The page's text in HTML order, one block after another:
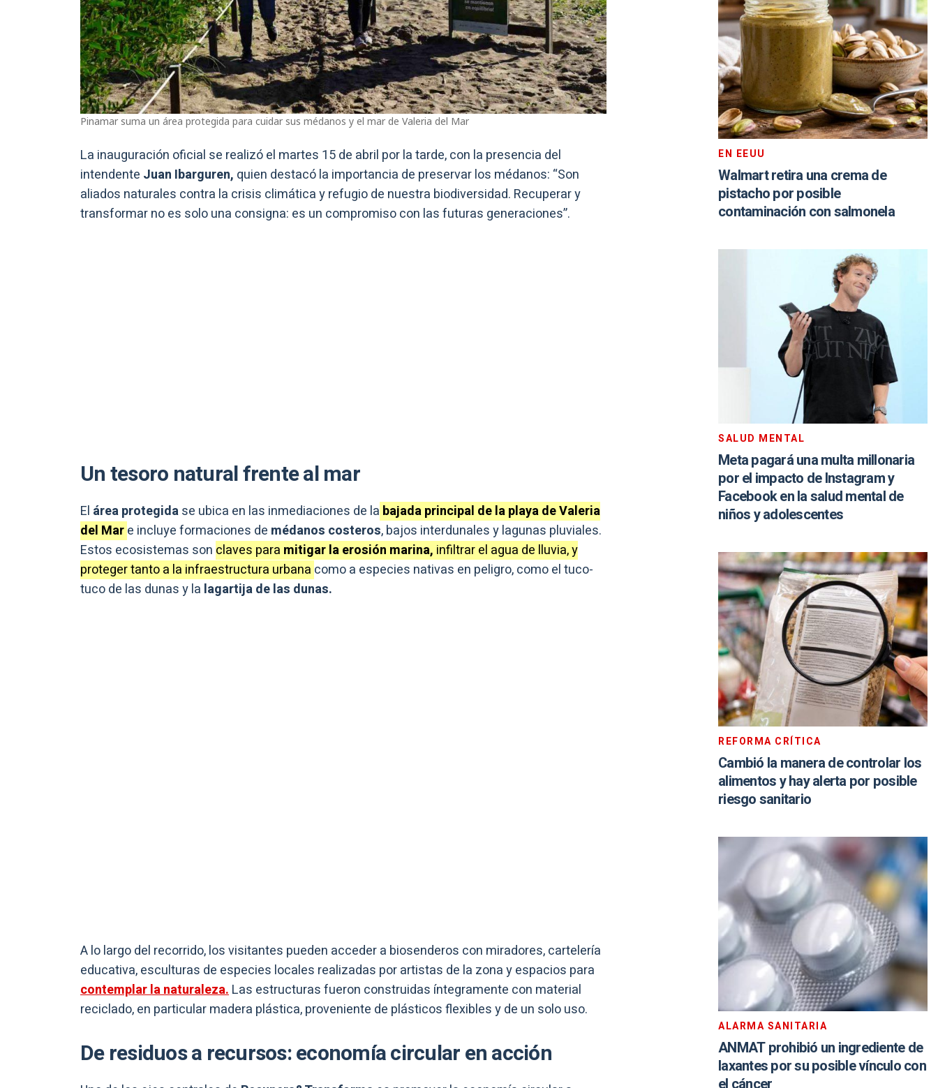
Pinamar suma un área protegida para cuidar sus médanos y el mar de Valeria del Mar
La inauguración oficial se realizó el martes 15 de abril por la tarde, con la presencia del
intendente Juan Ibarguren, quien destacó la importancia de preservar los médanos: “Son
aliados naturales contra la crisis climática y refugio de nuestra biodiversidad. Recuperar y
transformar no es solo una consigna: es un compromiso con las futuras generaciones”.
Un tesoro natural frente al mar
El área protegidase ubica en las inmediaciones de la bajada principal de la playa de Valeria
del Mare incluye formaciones de médanos costeros, bajos interdunales y lagunas pluviales.
Estos ecosistemas son claves para mitigar la erosión marina, infiltrar el agua de lluvia, y
proteger tanto a la infraestructura urbana como a especies nativas en peligro, como el tuco-
tuco de las dunas y la lagartija de las dunas.
A lo largo del recorrido, los visitantes pueden acceder a biosenderos con miradores, cartelería
educativa, esculturas de especies locales realizadas por artistas de la zona y espacios para
contemplar la naturaleza.Las estructuras fueron construidas íntegramente con material
reciclado, en particular madera plástica, proveniente de plásticos flexibles y de un solo uso.
De residuos a recursos: economía circular en acción
EN EEUU
Walmart retira una crema de
pistacho por posible
contaminación con salmonela
SALUD MENTAL
Meta pagará una multa millonaria
por el impacto de Instagram y
Facebook en la salud mental de
niños y adolescentes
REFORMA CRÍTICA
Cambió la manera de controlar los
alimentos y hay alerta por posible
riesgo sanitario
ALARMA SANITARIA
ANMAT prohibió un ingrediente de
laxantes por su posible vínculo con